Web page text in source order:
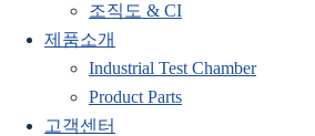
조직도 & CI
제품소개
Industrial Test Chamber
Product Parts
고객센터